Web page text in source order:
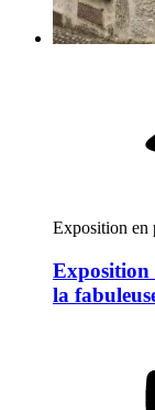
Exposition en
Exposition
la